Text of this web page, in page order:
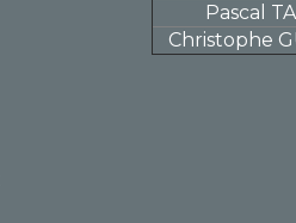
Pascal
Christophe